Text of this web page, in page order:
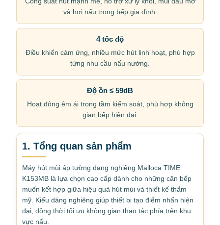
và hơi nấu trong bếp gia đình.
4 tốc độ
Điều khiển cảm ứng, nhiều mức hút linh hoạt, phù hợp
từng nhu cầu nấu nướng.
Độ ồn ≤ 59dB
Hoạt động êm ái trong tầm kiểm soát, phù hợp không
gian bếp hiện đại.
1. Tổng quan sản phẩm
Máy hút mùi áp tường dạng nghiêng Malloca TIME
K153MB là lựa chọn cao cấp dành cho những căn bếp
muốn kết hợp giữa hiệu quả hút mùi và thiết kế thẩm
mỹ. Kiểu dáng nghiêng giúp thiết bị tạo điểm nhấn hiện
đại, đồng thời tối ưu không gian thao tác phía trên khu
vực nấu.